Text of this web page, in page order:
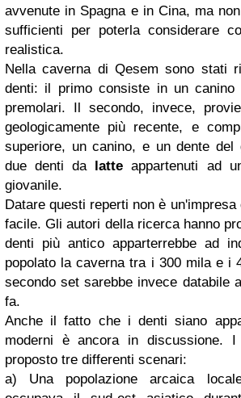
avvenute in Spagna e in Cina, ma
sufficienti per poterla considerare
realistica.
Nella caverna di Qesem sono stati
denti: il primo consiste in un
premolari. Il secondo, invece,
geologicamente più recente, e
superiore, un canino, e un dente del
due denti da latte appartenuti ad
giovanile.
Datare questi reperti non è
facile. Gli autori della ricerca hanno
denti più antico apparterrebbe ad
popolato la caverna tra i 300 mila e i
secondo set sarebbe invece databile
fa.
Anche il fatto che i denti siano
moderni è ancora in discussione. I
proposto tre differenti scenari:
a) Una popolazione arcaica